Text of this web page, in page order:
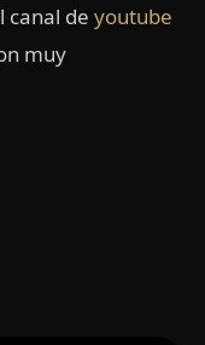
canal de youtube
muy